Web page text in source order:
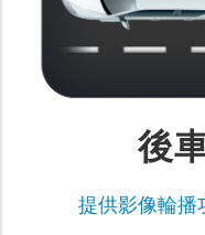
後
提供影像輪播